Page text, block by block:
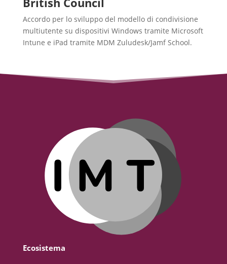
Accordo per lo sviluppo del modello di condivisione
multiutente su dispositivi Windows tramite Microsoft
Intune e iPad tramite MDM Zuludesk/Jamf School.
Ecosistema